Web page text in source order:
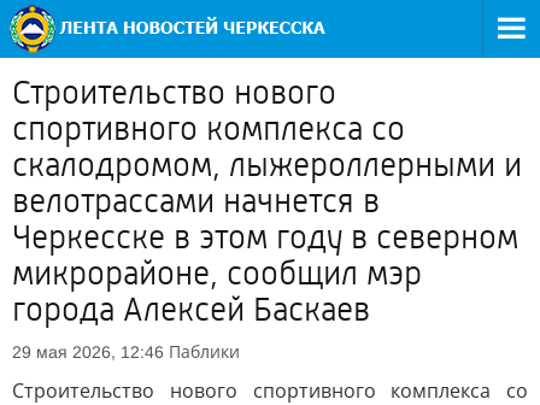
Строительство нового
спортивного комплекса со
скалодромом, лыжероллерными и
велотрассами начнется в
Черкесске в этом году в северном
микрорайоне, сообщил мэр
города Алексей Баскаев
29 мая 2026, 12:46 Паблики
Строительство нового спортивного комплекса со